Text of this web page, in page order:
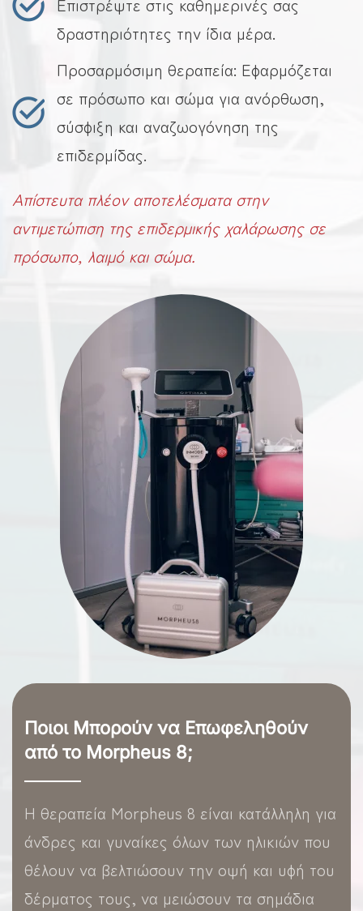
Επιστρέψτε στις καθημερινές σας
δραστηριότητες την ίδια μέρα.
Προσαρμόσιμη θεραπεία: Εφαρμόζεται
σε πρόσωπο και σώμα για ανόρθωση,
σύσφιξη και αναζωογόνηση της
επιδερμίδας.
Απίστευτα πλέον αποτελέσματα στην
αντιμετώπιση της επιδερμικής χαλάρωσης σε
πρόσωπο, λαιμό και σώμα.
Ποιοι Μπορούν να Επωφεληθούν
από το Morpheus 8;
Η θεραπεία Morpheus 8 είναι κατάλληλη για
άνδρες και γυναίκες όλων των ηλικιών που
θέλουν να βελτιώσουν την οψή και υφή του
δέρματος τους, να μειώσουν τα σημάδια